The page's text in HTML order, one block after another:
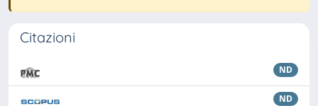
Citazioni
ND
ND